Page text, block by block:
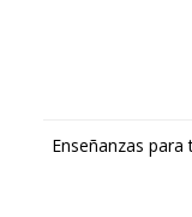
Enseñanzas